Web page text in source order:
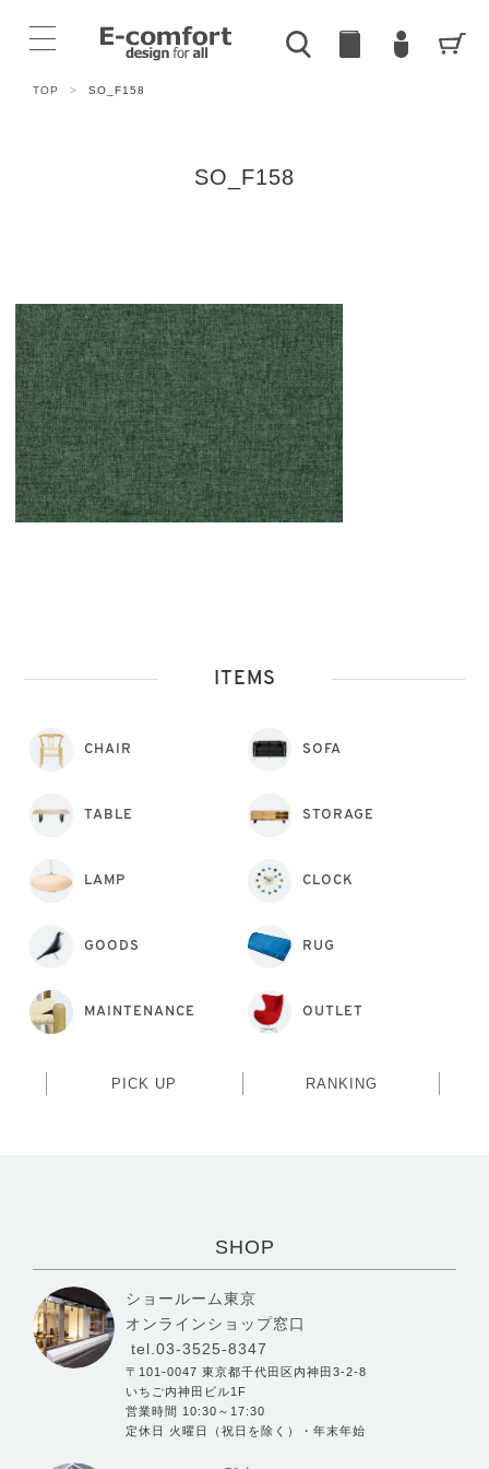
TOP > SO_F158
SO_F158
ITEMS
CHAIR SOFA
TABLE STORAGE
LAMP CLOCK
GOODS RUG
MAINTENANCE OUTLET
PICK UP RANKING
SHOP
ショールーム東京
オンラインショップ窓口
tel.03-3525-8347
〒101-0047 東京都千代田区内神田3-2-8
いちご内神田ビル1F
営業時間 10:30～17:30
定休日 火曜日（祝日を除く）・年末年始